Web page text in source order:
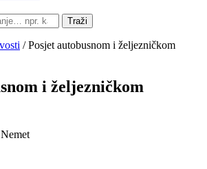
Traži
/ Posjet autobusnom i željezničkom
i željezničkom